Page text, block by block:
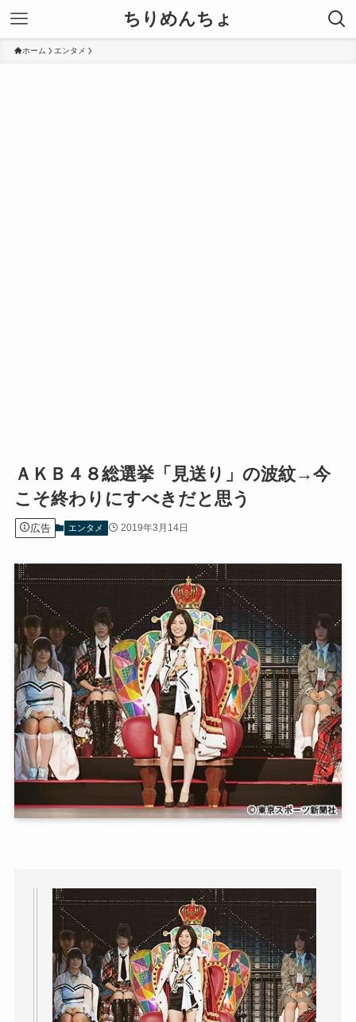
ちりめんちょ
ホーム エンタメ
ＡＫＢ４８総選挙「見送り」の波紋→今
こそ終わりにすべきだと思う
広告 エンタメ 2019年3月14日